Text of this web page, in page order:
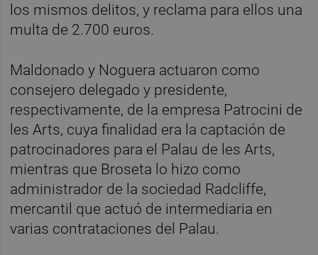
los mismos delitos, y reclama para ellos una
multa de 2.700 euros.
Maldonado y Noguera actuaron como
consejero delegado y presidente,
respectivamente, de la empresa Patrocini de
les Arts, cuya finalidad era la captación de
patrocinadores para el Palau de les Arts,
mientras que Broseta lo hizo como
administrador de la sociedad Radcliffe,
mercantil que actuó de intermediaria en
varias contrataciones del Palau.